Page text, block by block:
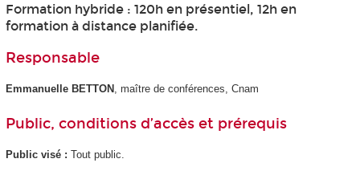
Formation hybride : 120h en présentiel, 12h en
formation à distance planifiée.
Responsable
Emmanuelle BETTON , maître de conférences, Cnam
Public, conditions d’accès et prérequis
Public visé : Tout public.